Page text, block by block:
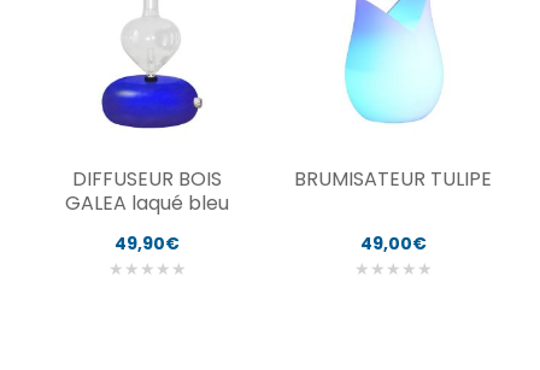
DIFFUSEUR BOIS
GALEA laqué bleu
49,90€
★ ★ ★ ★ ★
BRUMISATEUR TULIPE
49,00€
★ ★ ★ ★ ★